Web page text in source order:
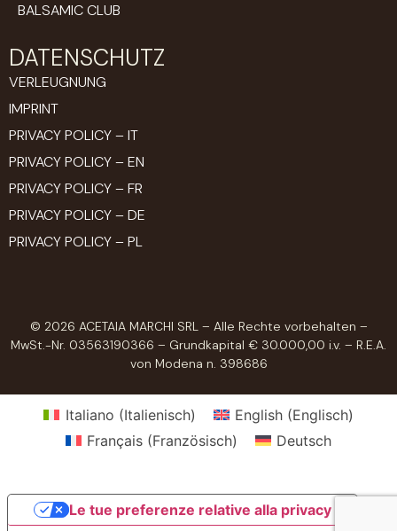
BALSAMIC CLUB
DATENSCHUTZ
VERLEUGNUNG
IMPRINT
PRIVACY POLICY – IT
PRIVACY POLICY – EN
PRIVACY POLICY – FR
PRIVACY POLICY – DE
PRIVACY POLICY – PL
© 2026 ACETAIA MARCHI SRL – Alle Rechte vorbehalten –
MwSt.-Nr. 03563190366 – Grundkapital € 30.000,00 i.v. – R.E.A.
von Modena n. 398686
Italiano (Italienisch) English(Englisch)
Français (Französisch) Deutsch
Le tue preferenze relative alla privacy